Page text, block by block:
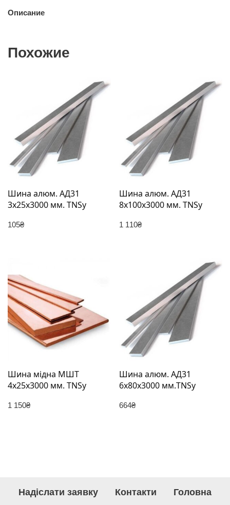
Описание
Похожие
Шина алюм. АД31
3х25х3000 мм. TNSy
105₴
Шина алюм. АД31
8х100х3000 мм. TNSy
1 110₴
Шина мідна МШТ
4х25х3000 мм. TNSy
1 150₴
Шина алюм. АД31
6х80х3000 мм.TNSy
664₴
Надіслати заявку Контакти Головна